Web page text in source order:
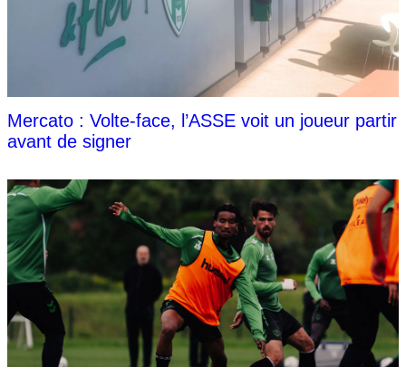
Mercato : Volte-face, l’ASSE voit un joueur partir
avant de signer